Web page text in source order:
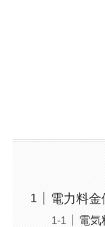
電力料
電気